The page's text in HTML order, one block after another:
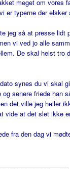
meget om vores
er typerne der elsker
jeg så at presse lidt
vi ved jo alle
De skal helst tro
synes du vi skal
senere friede han
det ville jeg heller
vide at det slet ikke
fra den dag vi